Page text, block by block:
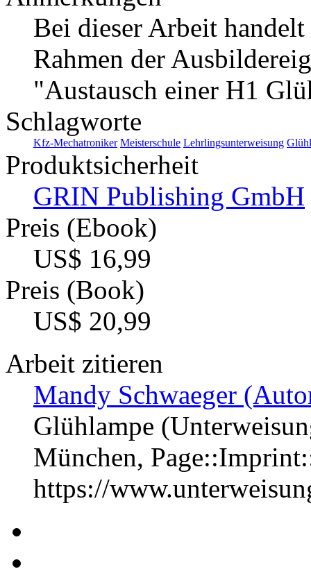
Bei dieser Arbeit
Rahmen der
"Austausch einer H1
Schlagworte
Kfz-Mechatroniker Meisterschule Lehrlingsunterweisung
Produktsicherheit
GRIN Publishing GmbH
Preis (Ebook)
US$ 16,99
Preis (Book)
US$ 20,99
Arbeit zitieren
Mandy Schwaeger
Glühlampe
München,
https://